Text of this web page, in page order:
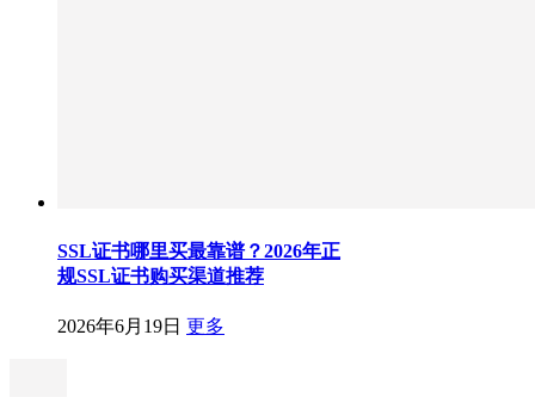
SSL证书哪里买最靠谱？2026年正
规SSL证书购买渠道推荐
2026年6月19日 更多